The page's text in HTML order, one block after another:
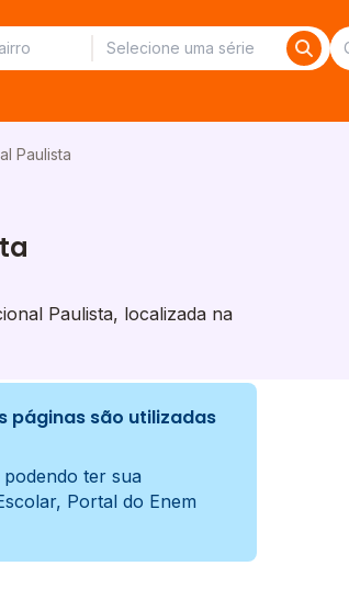
Paulista
Paulista, localizada na
páginas são utilizadas
ter sua
Portal do Enem